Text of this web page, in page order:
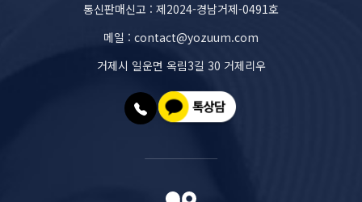
통신판매신고 : 제2024-경남거제-0491호
메일 : contact@yozuum.com
거제시 일운면 옥림3길 30 거제리우